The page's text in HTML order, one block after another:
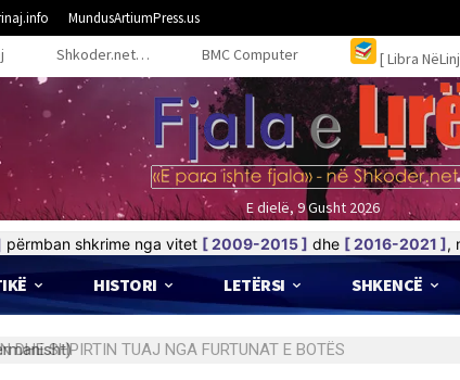
MundusArtiumPress.us
Shkoder.net… BMC Computer [ Libra
E dielë, 9 Gusht 2026
përmban shkrime nga vitet [ 2009-2015 ] dhe [ 2016-2021 ],
HISTORI LETËRSI SHKENCË
SHPIRTIN TUAJ NGA FURTUNAT E BOTËS